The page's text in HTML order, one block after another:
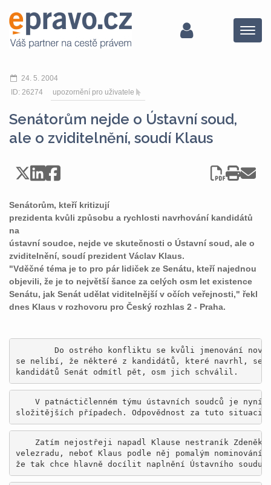
Menu
24. 5. 2004
ID: 26274
upozornění pro uživatele
Senátorům nejde o Ústavní soud,
ale o zviditelnění, soudí Klaus
Senátorům, kteří kritizují
prezidenta kvůli způsobu a rychlosti navrhování kandidátů
na
ústavní soudce, nejde ve skutečnosti o Ústavní soud, ale o
zviditelnění, soudí prezident Václav Klaus.
"Vděčné téma je to pro pár lidiček ze Senátu, kteří najednou
objevili, že je to největší šance za celých osm let existence
Senátu, jak Senát udělat viditelnější v očích veřejnosti," řekl
dnes Klaus v rozhovoru pro Český rozhlas 2 - Praha.
Do ostrého konfliktu se kvůli jmenování
se nelíbí, že některé z kandidátů, které navrhl,
kandidátů Senát odmítl pět, osm jich schválil.
V patnáctičlenném týmu ústavních soudců je nyní
Zatím nejostřeji napadl Klause nestraník Zdeněk
velezradu, neboť Klaus podle něj pomalým